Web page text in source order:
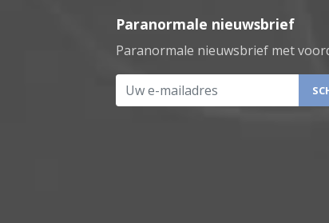
Paranormale nieuwsbrief
Paranormale nieuwsbrief met
Uw e-mailadres